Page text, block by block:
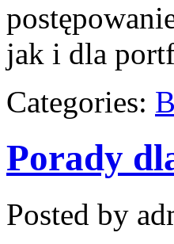
jak i dla
Categories:
Porady
Posted by